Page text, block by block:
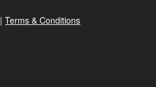
|Terms & Conditions